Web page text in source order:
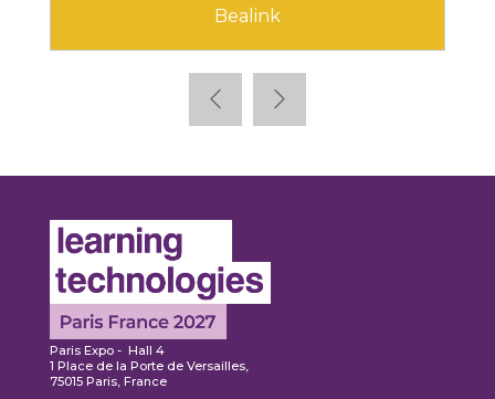
Bealink
Paris Expo - Hall 4
1 Place de la Porte de Versailles,
75015 Paris, France